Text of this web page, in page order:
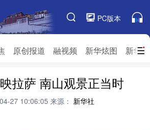
PC版本
原创报道 融视频 新华炫图 新华
频道栏目
华聚焦 原创报道
融视频
华访谈 新华云直播
拉萨 南山观景正当时
27 10:06:05 来源： 新华社